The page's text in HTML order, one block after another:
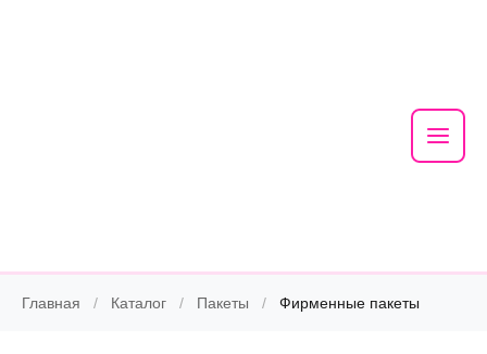
Main
Главная / Каталог / Пакеты / Фирменные пакеты